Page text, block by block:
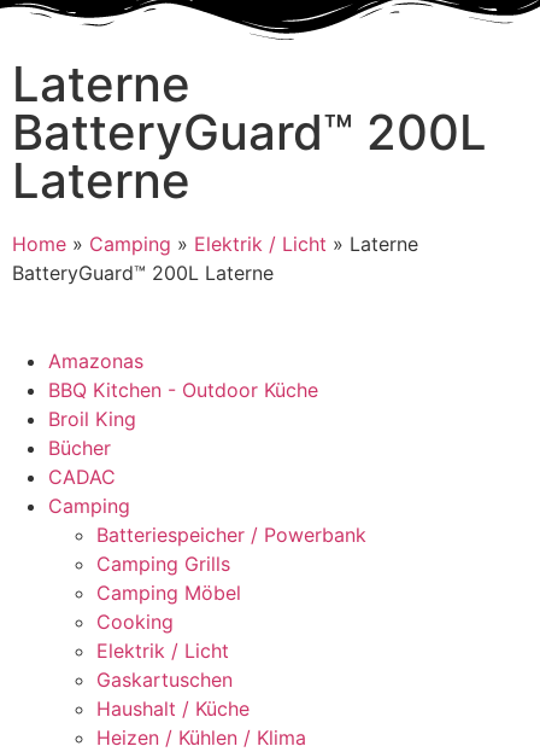
Laterne
BatteryGuard™ 200L
Laterne
Home » Camping » Elektrik / Licht » Laterne
BatteryGuard™ 200L Laterne
Amazonas
BBQ Kitchen - Outdoor Küche
Broil King
Bücher
CADAC
Camping
Batteriespeicher / Powerbank
Camping Grills
Camping Möbel
Cooking
Elektrik / Licht
Gaskartuschen
Haushalt / Küche
Heizen / Kühlen / Klima